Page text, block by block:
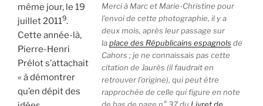
Merci à Marc et Marie-Christine pour
l’envoi de cette photographie, il y a
deux mois, après leur passage sur
laplace des Républicains espagnols de
Cahors ; je ne connaissais pas cette
citation de Jaurès (il faudrait en
retrouver l’origine), qui peut être
rapprochée de celle qui figure en note
de bas de page n° 37 du Livret de
même jour, le 19
juillet 20119.
Cette année-là,
Pierre-Henri
Prélot s’attachait
« à démontrer
qu’en dépit des